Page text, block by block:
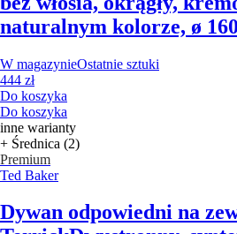
naturalnym kolorze, ø
W magazynieOstatnie sztuki
444 zł
Do koszyka
Do koszyka
inne warianty
+ Średnica (2)
Premium
Ted Baker
Dywan odpowiedni na